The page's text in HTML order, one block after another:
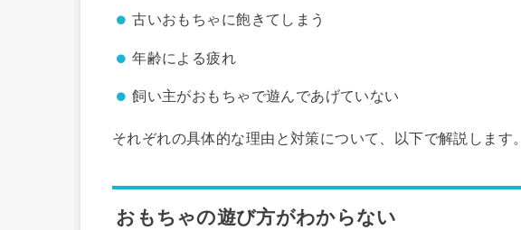
古いおもちゃに飽きてしまう
年齢による疲れ
飼い主がおもちゃで遊んであげていない
それぞれの具体的な理由と対策について、以下で解説します。
おもちゃの遊び方がわからない